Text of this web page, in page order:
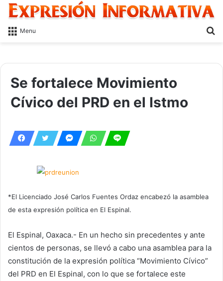
Menu
Se fortalece Movimiento
Cívico del PRD en el Istmo
*El Licenciado José Carlos Fuentes Ordaz encabezó la asamblea
de esta expresión política en El Espinal.
El Espinal, Oaxaca.- En un hecho sin precedentes y ante
cientos de personas, se llevó a cabo una asamblea para la
constitución de la expresión política “Movimiento Cívico”
del PRD en El Espinal, con lo que se fortalece este